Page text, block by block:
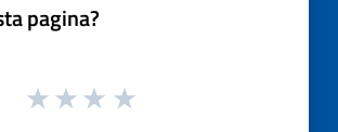
pagina?